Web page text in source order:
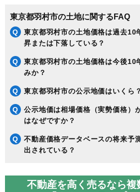
東京都羽村市の土地に関するFAQ
Q
東京都羽村市の土地価格は過去10
昇または下落している？
Q
東京都羽村市の土地価格は今後10
みか？
Q 東京都羽村市の公示地価はいくら？
Q
公示地価は相場価格（実勢価格）
はなぜですか？
Q
不動産価格データベースの将来予
出されている？
不動産を高く売るなら複